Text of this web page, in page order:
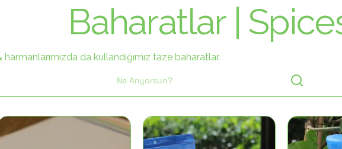
Baharatlar |
da kullandığımız taze baharatlar.